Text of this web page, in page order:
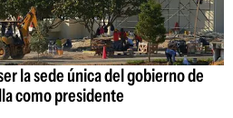
la sede única del gobierno de
como presidente